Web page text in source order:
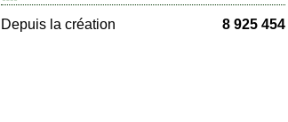
Depuis la création 8 925 454